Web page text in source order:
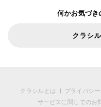
何かお気づき
クラシ
クラシルとは プライバシ
サービスに関してのお